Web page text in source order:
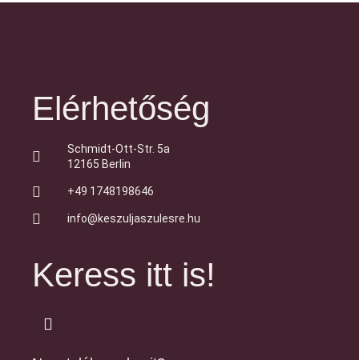
Elérhetőség
Schmidt-Ott-Str. 5a
12165 Berlin
+49 1748198646
info@keszuljaszulesre.hu
Keress itt is!